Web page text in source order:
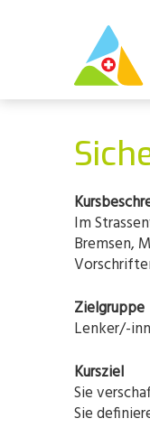
Im
Bremsen,
Zielgruppe
Lenker/-
Kursziel
Sie
Sie